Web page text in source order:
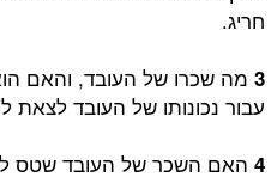
חריג.
3 מה שכרו של העובד, והאם
עבור נכונותו של העובד לצאת
4 האם השכר של העובד שטס